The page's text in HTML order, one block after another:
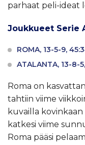
parhaat peli-ideat
Joukkueet Serie
ROMA, 13-5-9,
ATALANTA, 13-8-
Roma on
tahtiin viime
kuvailla
katkesi viime
Roma pääsi